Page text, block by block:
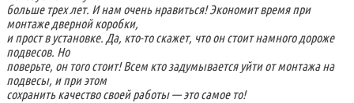
больше трех лет. И нам очень нравиться! Экономит время при
монтаже дверной коробки,
и прост в установке. Да, кто-то скажет, что он стоит намного дороже
подвесов. Но
поверьте, он того стоит! Всем кто задумывается уйти от монтажа на
подвесы, и при этом
сохранить качество своей работы — это самое то!